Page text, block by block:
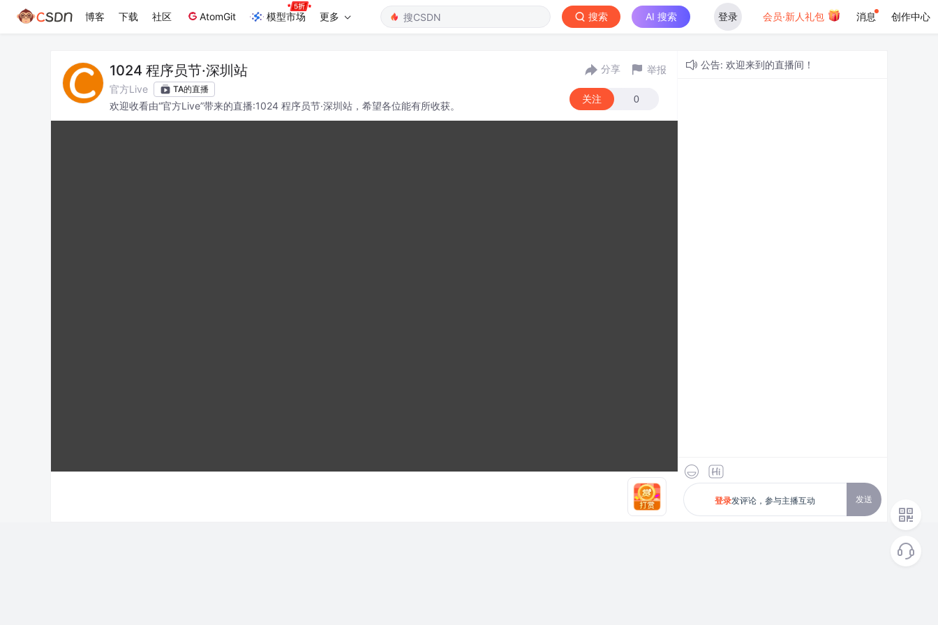
博客 下载 社区 AtomGit 模型市场 更多 搜索 AI 搜索 登录 会员·新人礼包 消息 创作中心
1024 程序员节·深圳站
官方Live TA的直播
欢迎收看由“官方Live”带来的直播:1024 程序员节·深圳站，希望各位能有所收获。
分享 举报
关注 0
公告: 欢迎来到的直播间！
发送
登录发评论，参与主播互动